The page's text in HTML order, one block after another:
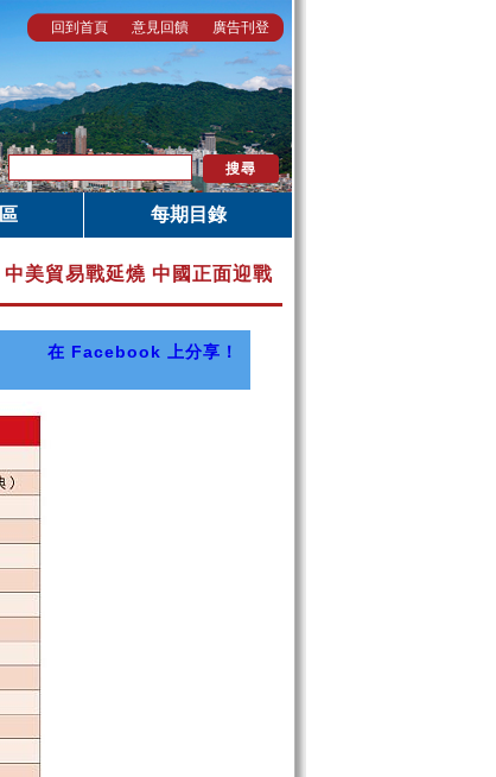
回到首頁 意見回饋 廣告刊登
每期目錄
美貿易戰延燒 中國正面迎戰
在 Facebook 上分享！